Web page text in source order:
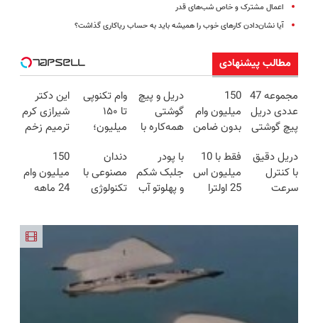
اعمال مشترک و خاص شب‌های قدر
آیا نشان‌دادن کارهای خوب را همیشه باید به حساب ریاکاری گذاشت؟
مطالب پیشنهادی
مجموعه 47
عددی دریل
پیچ گوشتی
(تخفیف به
مدت
محدود)
150
میلیون وام
بدون ضامن
برای خرید
گوشی
دریل و پیچ
گوشتی
همه‌کاره با
هوشمند ⚙️
(نصف
قیمت بازار
وام تکنوپی
تا ۱۵۰
میلیون؛
ضامن،
بدون دردسر
این دکتر
شیرازی کرم
ترمیم زخم
ساخت!!!
دریل دقیق
با کنترل
سرعت
فقط با 10
میلیون اس
25 اولترا
با پودر
جلبک شکم
و پهلوتو آب
دندان
مصنوعی با
تکنولوژی
🇨🇭
150
میلیون وام
24 ماهه